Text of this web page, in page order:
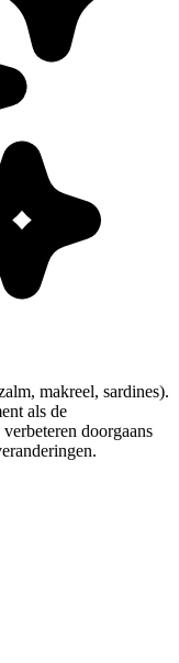
makreel, sardines).
als de
doorgaans